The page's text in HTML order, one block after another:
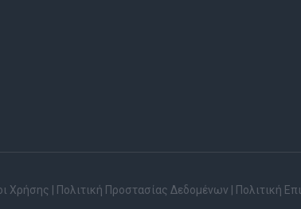
Χρήσης Πολιτική Προστασίας Δεδομένων Πολιτική